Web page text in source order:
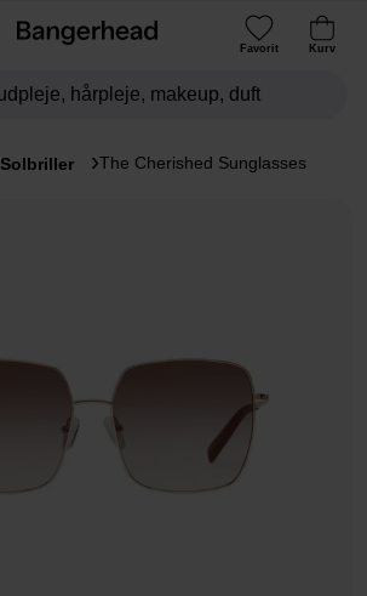
Favorit Kurv
Solbriller The Cherished Sunglasses